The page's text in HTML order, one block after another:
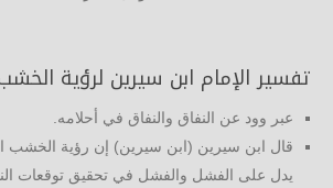
تفسير الإمام ابن سيرين لرؤية
عبر وود عن النفاق والنفاق في أحلامه.
قال ابن سيرين (ابن سيرين) إن رؤية الخشب
يدل على الفشل والفشل في تحقيق توقعات